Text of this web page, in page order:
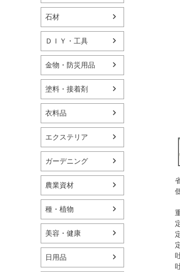
石材
ＤＩＹ・工具
金物・防災用品
塗料・接着剤
衣料品
エクステリア
ガーデニング
農業資材
種・植物
美容・健康
日用品